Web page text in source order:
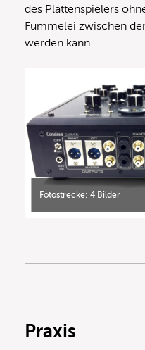
des Plattenspielers
Fummelei zwischen
werden kann.
Fotostrecke: 4 Bilder
Praxis